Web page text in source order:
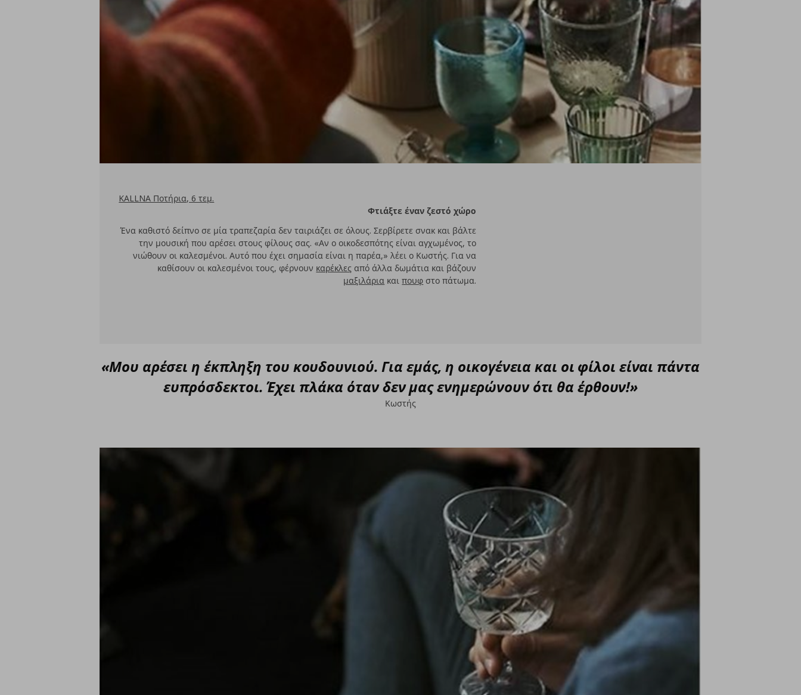
KALLNA Ποτήρια, 6 τεμ.
Φτιάξτε έναν ζεστό χώρο
Ένα καθιστό δείπνο σε μία τραπεζαρία δεν ταιριάζει σε όλους. Σερβίρετε σνακ και βάλτε
την μουσική που αρέσει στους φίλους σας. «Αν ο οικοδεσπότης είναι αγχωμένος, το
νιώθουν οι καλεσμένοι. Αυτό που έχει σημασία είναι η παρέα,» λέει ο Κωστής. Για να
καθίσουν οι καλεσμένοι τους, φέρνουν καρέκλες από άλλα δωμάτια και βάζουν
μαξιλάρια καιπουφ στο πάτωμα.
«Μου αρέσει η έκπληξη του κουδουνιού. Για εμάς, η οικογένεια και οι φίλοι είναι πάντα
ευπρόσδεκτοι. Έχει πλάκα όταν δεν μας ενημερώνουν ότι θα έρθουν!»
Κωστής